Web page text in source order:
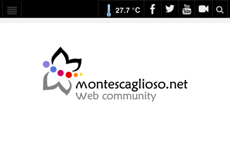
27.7 °C